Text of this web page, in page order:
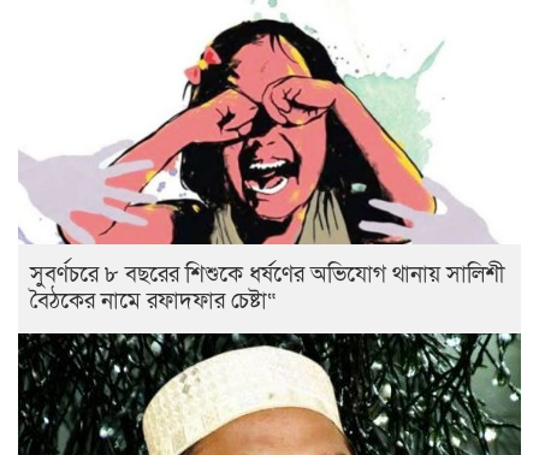
সুবর্ণচরে ৮ বছরের শিশুকে ধর্ষণের অভিযোগ থানায় সালিশী
বৈঠকের নামে রফাদফার চেষ্টা“